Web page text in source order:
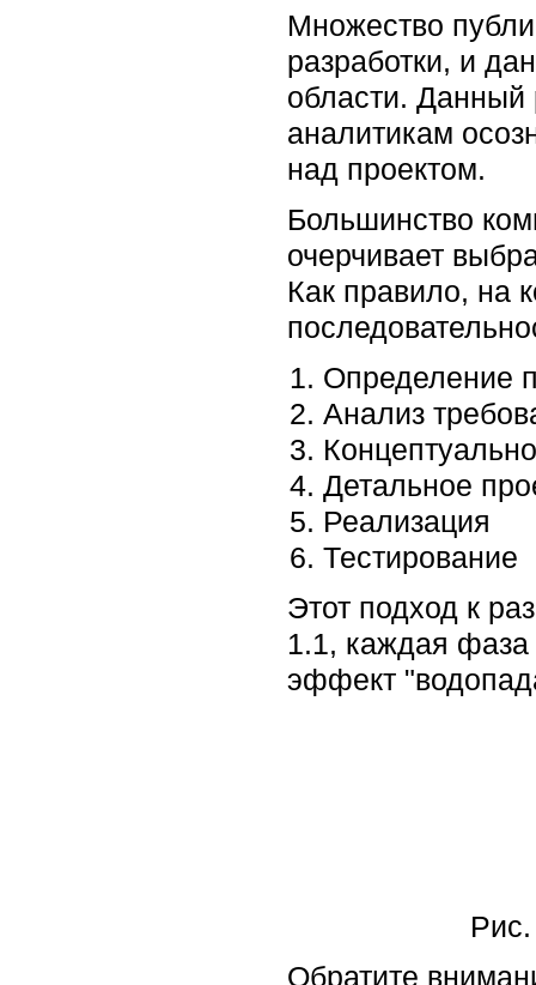
Множество
разработки, и
области. Данный
аналитикам
над проектом.
Большинство
очерчивает
Как правило, на
Определение
Анализ
Детальное
Реализация
Тестирование
Этот подход к
1.1, каждая
эффект
Обратите